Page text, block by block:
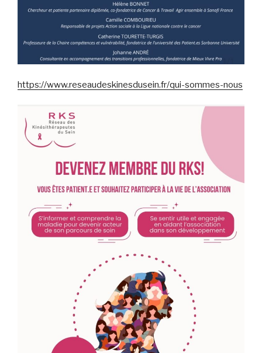
https://www.reseaudeskinesdusein.fr/qui-sommes-nous